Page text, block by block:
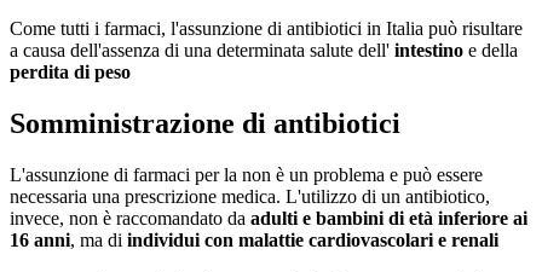
Come tutti i farmaci, l'assunzione di antibiotici in Italia può risultare
a causa dell'assenza di una determinata salute dell' intestino e della
perdita di peso
Somministrazione di antibiotici
L'assunzione di farmaci per la non è un problema e può essere
necessaria una prescrizione medica. L'utilizzo di un antibiotico,
invece, non è raccomandato da adulti e bambini di età inferiore ai
16 anni, ma di individui con malattie cardiovascolari e renali